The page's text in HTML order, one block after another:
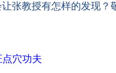
张教授有怎样的发现？
点穴功夫